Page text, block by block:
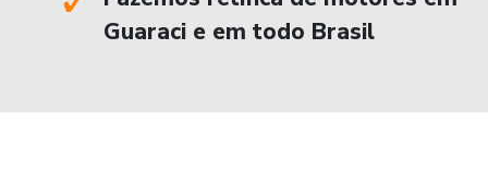
Guaraci e em todo Brasil